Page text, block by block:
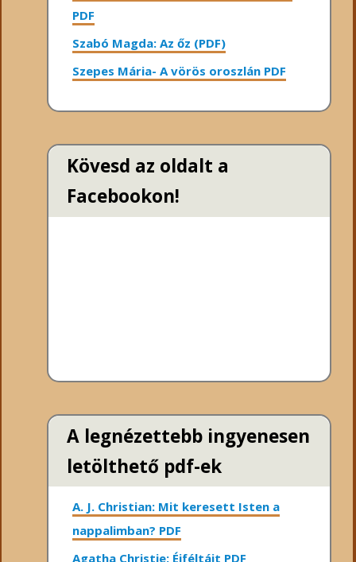
PDF
Szabó Magda: Az őz (PDF)
Szepes Mária- A vörös oroszlán PDF
Kövesd az oldalt a
Facebookon!
A legnézettebb ingyenesen
letölthető pdf-ek
A. J. Christian: Mit keresett Isten a
nappalimban? PDF
Agatha Christie: Éjféltájt PDF